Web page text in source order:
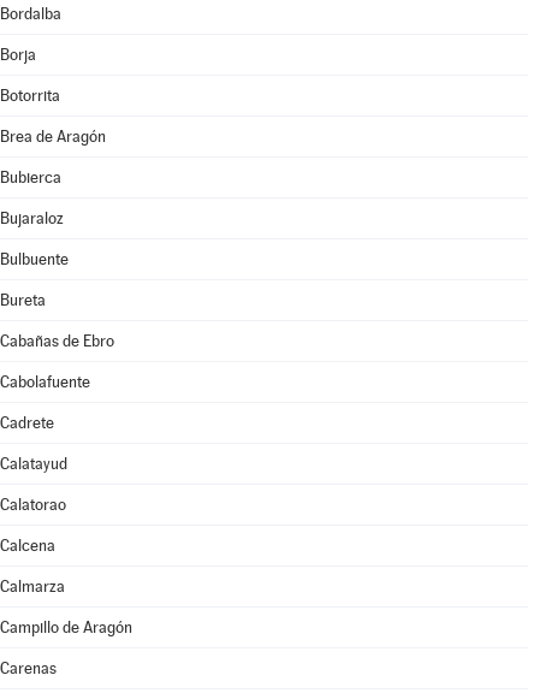
Bordalba
Borja
Botorrita
Brea de Aragón
Bubierca
Bujaraloz
Bulbuente
Bureta
Cabañas de Ebro
Cabolafuente
Cadrete
Calatayud
Calatorao
Calcena
Calmarza
Campillo de Aragón
Carenas